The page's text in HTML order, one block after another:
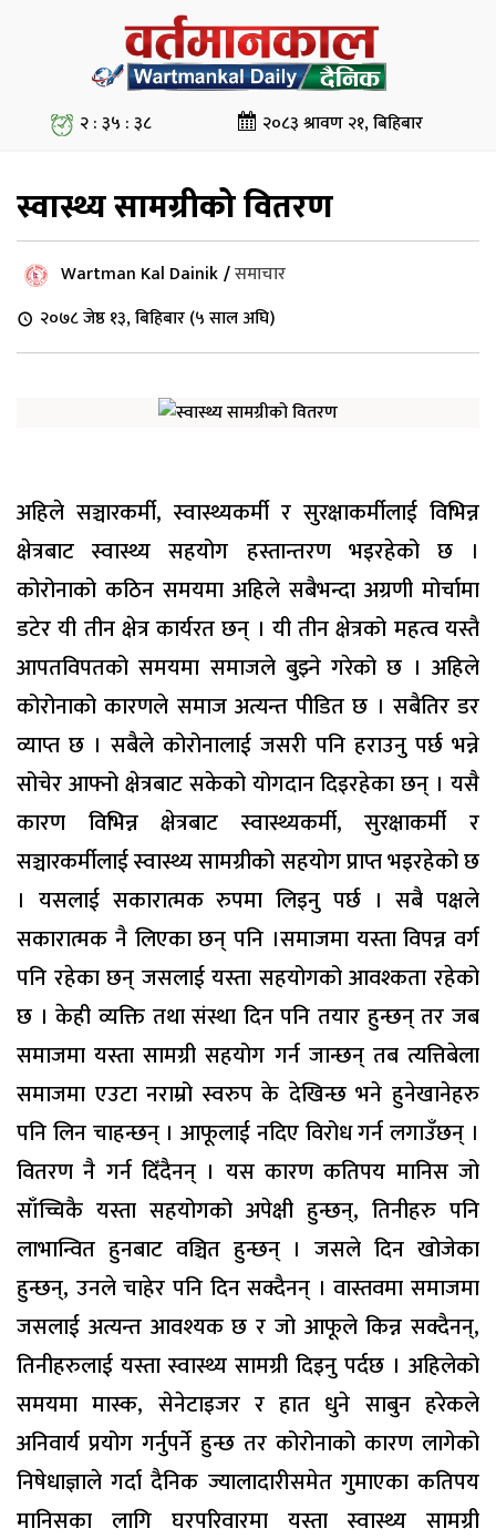
२ : ३५ : ३९ २०८३ श्रावण २१, बिहिबार
स्वास्थ्य सामग्रीको वितरण
Wartman Kal Dainik/समाचार
२०७८ जेष्ठ १३, बिहिबार (५ साल अघि)
अहिले सञ्चारकर्मी, स्वास्थ्यकर्मी र सुरक्षाकर्मीलाई विभिन्न
क्षेत्रबाट स्वास्थ्य सहयोग हस्तान्तरण भइरहेको छ ।
कोरोनाको कठिन समयमा अहिले सबैभन्दा अग्रणी मोर्चामा
डटेर यी तीन क्षेत्र कार्यरत छन् । यी तीन क्षेत्रको महत्व यस्तै
आपतविपतको समयमा समाजले बुझ्ने गरेको छ । अहिले
कोरोनाको कारणले समाज अत्यन्त पीडित छ । सबैतिर डर
व्याप्त छ । सबैले कोरोनालाई जसरी पनि हराउनु पर्छ भन्ने
सोचेर आफ्नो क्षेत्रबाट सकेको योगदान दिइरहेका छन् । यसै
कारण विभिन्न क्षेत्रबाट स्वास्थ्यकर्मी, सुरक्षाकर्मी र
सञ्चारकर्मीलाई स्वास्थ्य सामग्रीको सहयोग प्राप्त भइरहेको छ
। यसलाई सकारात्मक रुपमा लिइनु पर्छ । सबै पक्षले
सकारात्मक नै लिएका छन् पनि ।समाजमा यस्ता विपन्न वर्ग
पनि रहेका छन् जसलाई यस्ता सहयोगको आवश्कता रहेको
छ । केही व्यक्ति तथा संस्था दिन पनि तयार हुन्छन् तर जब
समाजमा यस्ता सामग्री सहयोग गर्न जान्छन् तब त्यत्तिबेला
समाजमा एउटा नराम्रो स्वरुप के देखिन्छ भने हुनेखानेहरु
पनि लिन चाहन्छन् । आफूलाई नदिए विरोध गर्न लगाउँछन् ।
वितरण नै गर्न दिँदैनन् । यस कारण कतिपय मानिस जो
साँच्चिकै यस्ता सहयोगको अपेक्षी हुन्छन्, तिनीहरु पनि
लाभान्वित हुनबाट वञ्चित हुन्छन् । जसले दिन खोजेका
हुन्छन्, उनले चाहेर पनि दिन सक्दैनन् । वास्तवमा समाजमा
जसलाई अत्यन्त आवश्यक छ र जो आफूले किन्न सक्दैनन्,
तिनीहरुलाई यस्ता स्वास्थ्य सामग्री दिइनु पर्दछ । अहिलेको
समयमा मास्क, सेनेटाइजर र हात धुने साबुन हरेकले
अनिवार्य प्रयोग गर्नुपर्ने हुन्छ तर कोरोनाको कारण लागेको
निषेधाज्ञाले गर्दा दैनिक ज्यालादारीसमेत गुमाएका कतिपय
मानिसका लागि घरपरिवारमा यस्ता स्वास्थ्य सामग्री